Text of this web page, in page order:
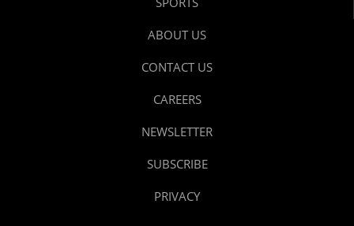
ABOUT US
CONTACT US
CAREERS
NEWSLETTER
SUBSCRIBE
PRIVACY